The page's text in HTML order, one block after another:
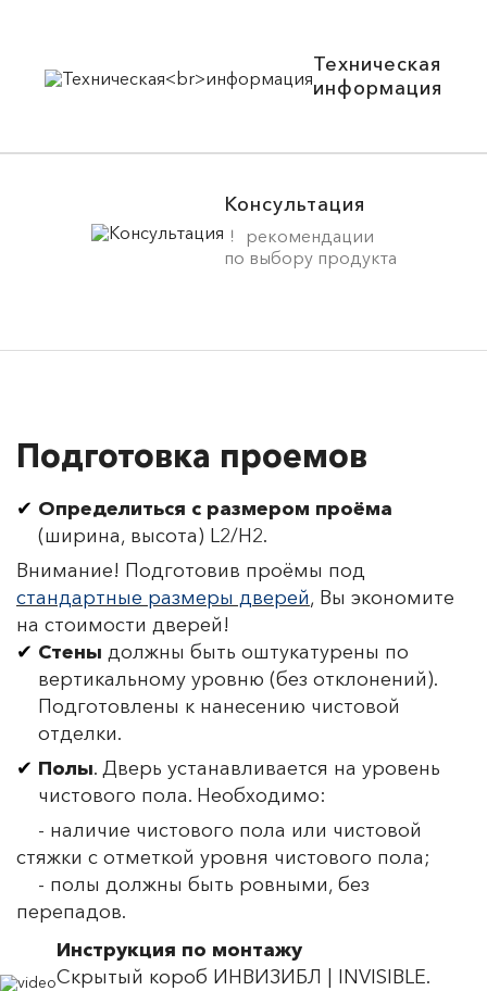
Техническая
информация
Консультация
рекомендации
по выбору продукта
Подготовка проемов
Определиться с размером проёма
(ширина, высота) L2/H2.
Внимание! Подготовив проёмы под
стандартные размеры дверей, Вы экономите
на стоимости дверей!
Стены должны быть оштукатурены по
вертикальному уровню (без отклонений).
Подготовлены к нанесению чистовой
отделки.
Полы. Дверь устанавливается на уровень
чистового пола. Необходимо:
- наличие чистового пола или чистовой
стяжки с отметкой уровня чистового пола;
- полы должны быть ровными, без
перепадов.
Инструкция по монтажу
Скрытый короб ИНВИЗИБЛ | INVISIBLE.